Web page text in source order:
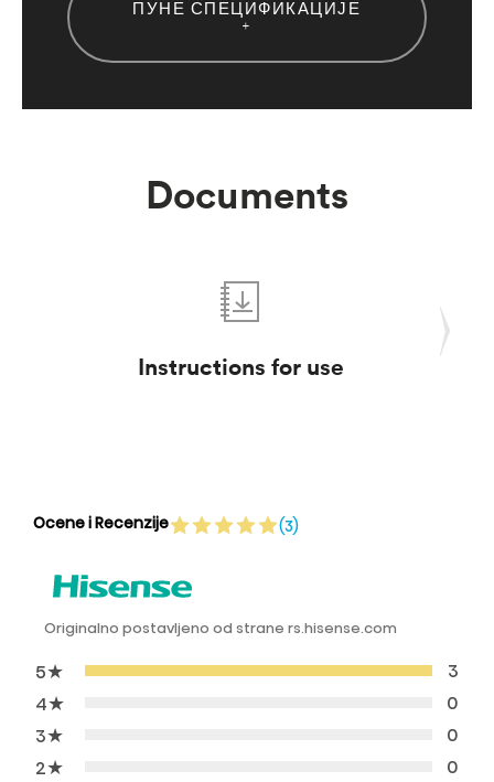
ПУНЕ СПЕЦИФИКАЦИЈЕ
+
Documents
Instructions for use
Ocene i Recenzije (3)
Originalno postavljeno od strane rs.hisense.com
5★
3
4★
0
3★
0
2★
0